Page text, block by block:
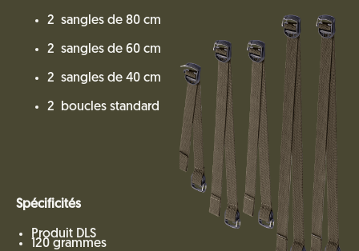
2 sangles de 80 cm
2 sangles de 60 cm
2 sangles de 40 cm
2 boucles standard
Spécificités
Produit DLS
120 grammes